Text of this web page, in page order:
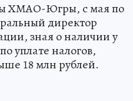
ХМАО-Югры, с мая по
директор
зная о наличии у
уплате налогов,
18 млн рублей.